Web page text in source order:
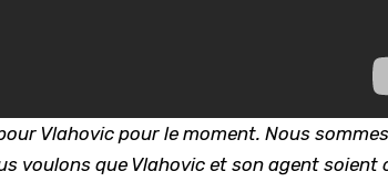
Vlahovic pour le moment. Nous sommes
voulons que Vlahovic et son agent soient